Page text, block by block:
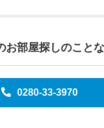
お部屋探しのこと
0280-33-3970